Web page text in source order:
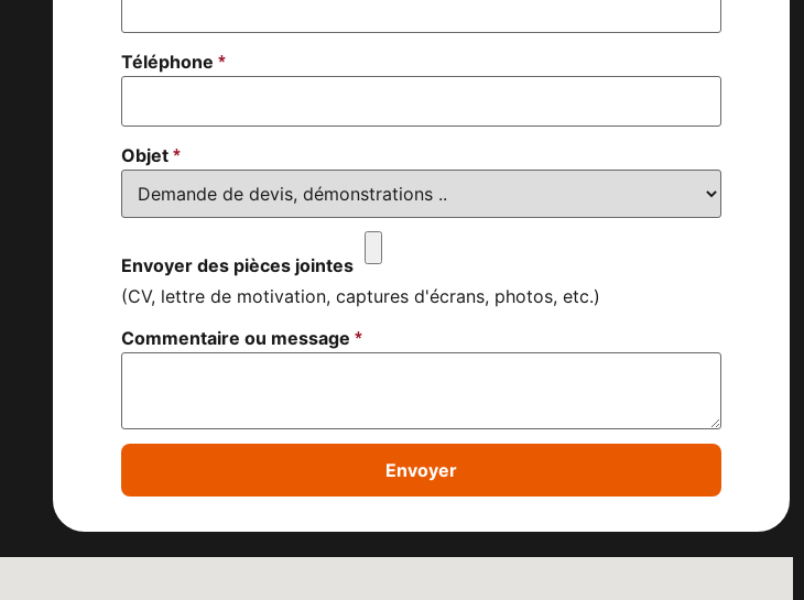
Téléphone*
Objet*
Envoyer des pièces jointes
(CV, lettre de motivation, captures d'écrans, photos, etc.)
Commentaire ou message*
Envoyer